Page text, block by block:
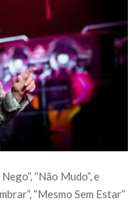
“Não Mudo”, e
“Mesmo Sem Estar”